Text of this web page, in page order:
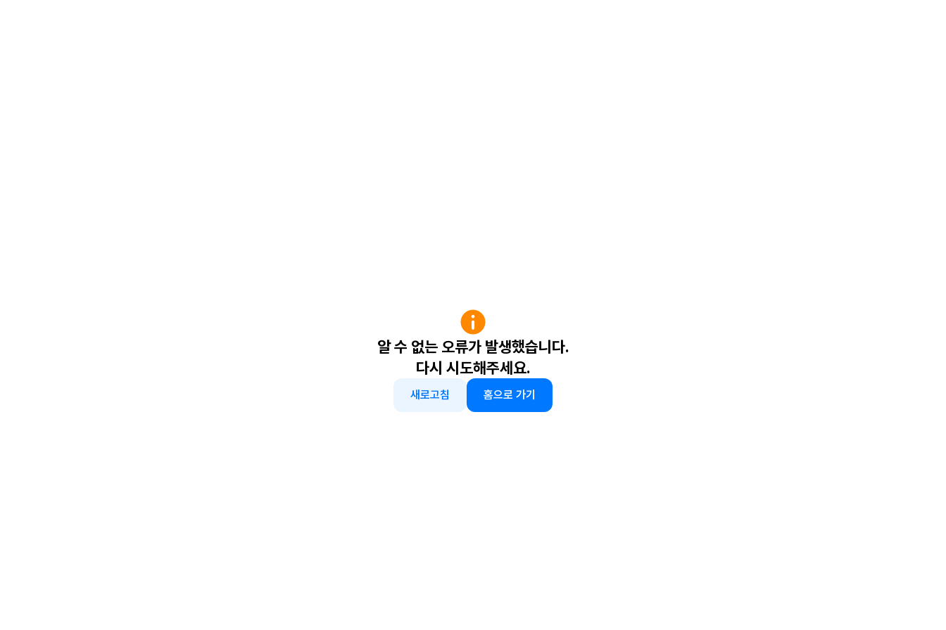
알 수 없는 오류가 발생했습니다.
다시 시도해주세요.
새로고침 홈으로 가기